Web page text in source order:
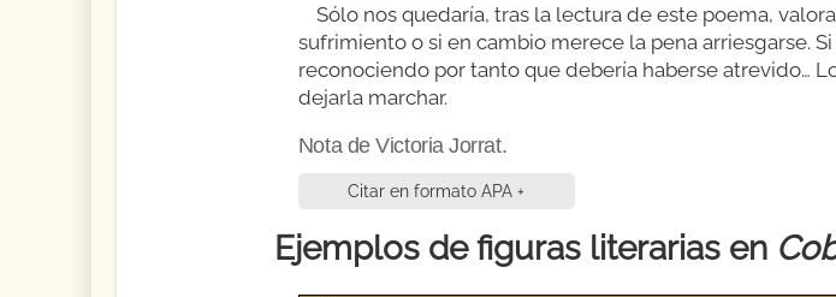
Sólo nos quedaría, tras la lectura de este poema,
sufrimiento o si en cambio merece la pena arriesgarse.
reconociendo por tanto que debería haberse atrevido…
dejarla marchar.
Nota de Victoria Jorrat.
Citar en formato APA +
Ejemplos de figuras literarias en